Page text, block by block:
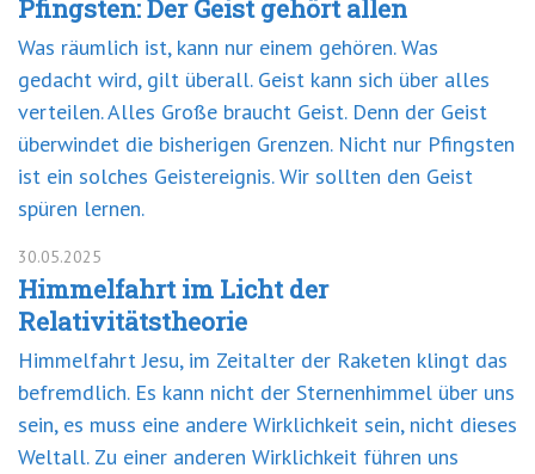
Pfingsten: Der Geist gehört allen
Was räumlich ist, kann nur einem gehören. Was
gedacht wird, gilt überall. Geist kann sich über alles
verteilen. Alles Große braucht Geist. Denn der Geist
überwindet die bisherigen Grenzen. Nicht nur Pfingsten
ist ein solches Geistereignis. Wir sollten den Geist
spüren lernen.
30.05.2025
Himmelfahrt im Licht der
Relativitätstheorie
Himmelfahrt Jesu, im Zeitalter der Raketen klingt das
befremdlich. Es kann nicht der Sternenhimmel über uns
sein, es muss eine andere Wirklichkeit sein, nicht dieses
Weltall. Zu einer anderen Wirklichkeit führen uns